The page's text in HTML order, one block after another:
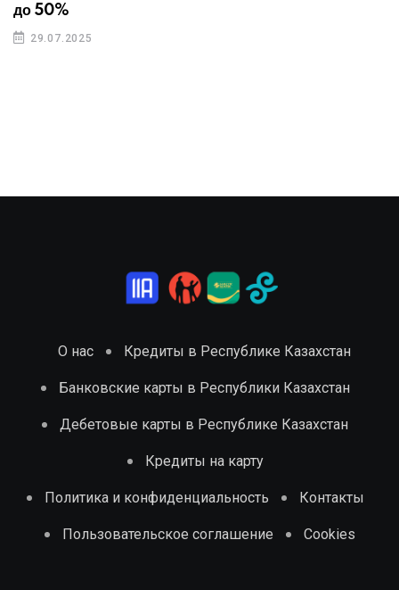
до 50%
29.07.2025
О нас Кредиты в Республике Казахстан
Банковские карты в Республики Казахстан
Дебетовые карты в Республике Казахстан
Кредиты на карту
Политика и конфиденциальность Контакты
Пользовательское соглашение Cookies